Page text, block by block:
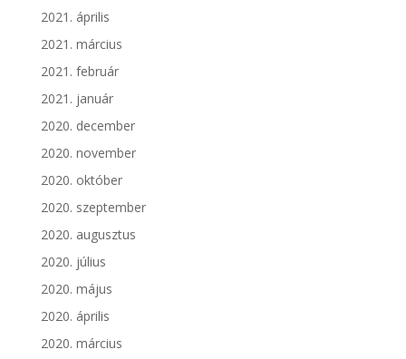
2021. április
2021. március
2021. február
2021. január
2020. december
2020. november
2020. október
2020. szeptember
2020. augusztus
2020. július
2020. május
2020. április
2020. március